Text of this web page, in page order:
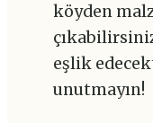
köyden
eşlik
unutmayın!